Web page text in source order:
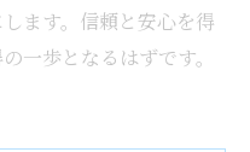
ます。信頼と安心を得
一歩となるはずです。